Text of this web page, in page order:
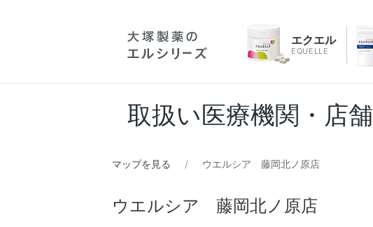
エクエル
EQUELLE
取扱い医療機関・店舗
マップを見る ウエルシア 藤岡北ノ原店
ウエルシア 藤岡北ノ原店